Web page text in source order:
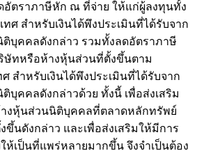
ตราภาษีหัก ณ ที่จ่าย ให้แก่ผู้ลงทุนทั้ง
ทศ สำหรับเงินได้พึงประเมินที่ได้รับจาก
บุคคลดังกล่าว รวมทั้งลดอัตราภาษี
ษัทหรือห้างหุ้นส่วนที่ตั้งขึ้นตาม
สำหรับเงินได้พึงประเมินที่ได้รับจาก
คคลดังกล่าวด้วย ทั้งนี้ เพื่อส่งเสริม
งหุ้นส่วนนิติบุคคลที่ตลาดหลักทรัพย์
ขึ้นดังกล่าว และเพื่อส่งเสริมให้มีการ
ห้เป็นที่แพร่หลายมากขึ้น จึงจำเป็นต้อง